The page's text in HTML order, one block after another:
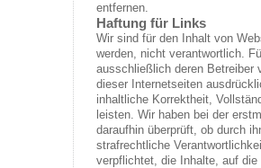
entfernen.
Haftung für Links
Wir sind für den Inhalt von
werden, nicht verantwortlich.
ausschließlich deren Betreiber
dieser Internetseiten
inhaltliche Korrektheit,
leisten. Wir haben bei der
daraufhin überprüft, ob durch
strafrechtliche
verpflichtet, die Inhalte, auf